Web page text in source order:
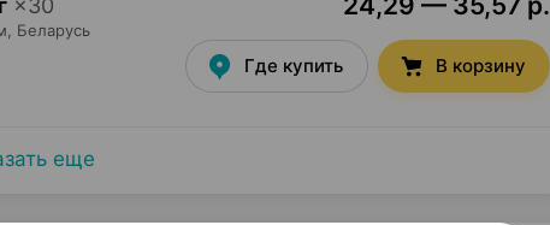
×30
, Беларусь
Где купить В корзину
еще